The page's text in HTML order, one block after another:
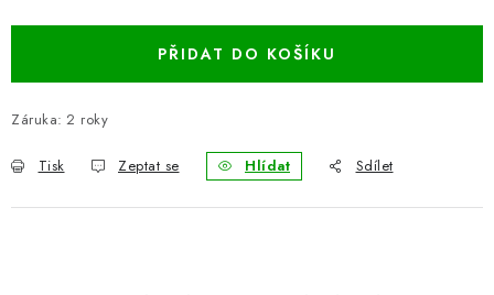
Bezpečnostní certifikáty Moje objednávka
PŘIDAT DO KOŠÍKU
Záruka: 2 roky
Tisk Zeptat se Hlídat Sdílet